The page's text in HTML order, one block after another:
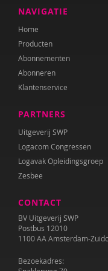
Anne Bijsterbosch
Joyce Blauwhoff
Mascha Boelaars
Annerieke Boland
Marianne
Caroline Boudry
Iris Brandsteder
Kees Broekhof
Miranda Bron
NAVIGATIE
Home
Producten
Abonnementen
Abonneren
Klantenservice
PARTNERS
Uitgeverij SWP
Logacom Congressen
Logavak Opleidingsgroep
Zesbee
CONTACT
BV Uitgeverij SWP
Postbus 12010
1100 AA Amsterdam-
Bezoekadres: